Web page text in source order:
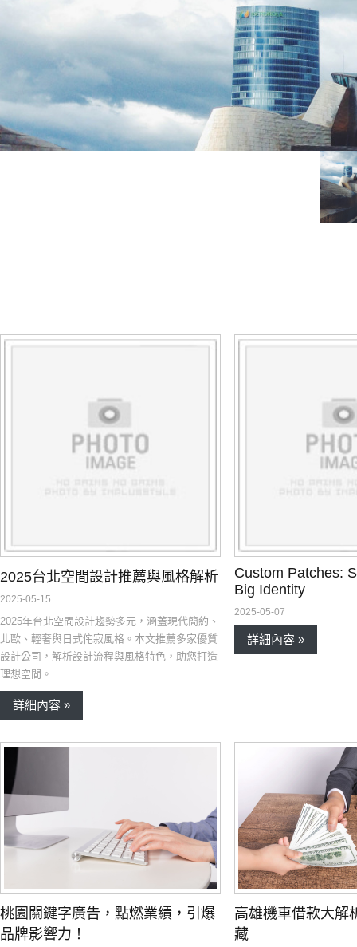
2025台北空間設計推薦與風格解析
2025-05-15
2025年台北空間設計趨勢多元，涵蓋現代簡約、
北歐、輕奢與日式侘寂風格。本文推薦多家優質
設計公司，解析設計流程與風格特色，助您打造
理想空間。
詳細內容 »
Custom Patches:
Big Identity
2025-05-07
詳細內容 »
桃園關鍵字廣告，點燃業績，引爆
品牌影響力！
高雄機車借款大解
藏